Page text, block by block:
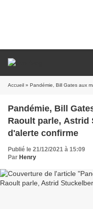
Accueil » Pandémie, Bill Gates aux
Pandémie, Bill
Raoult parle, Astrid
d'alerte confirme
Publié le 21/12/2021 à 15:09
Par Henry